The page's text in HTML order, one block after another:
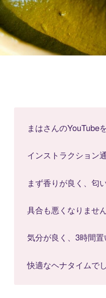
まはさんのYouTube
インストラクション
まず香りが良く、匂
具合も悪くなりませ
気分が良く、3時間
快適なヘナタイムでし